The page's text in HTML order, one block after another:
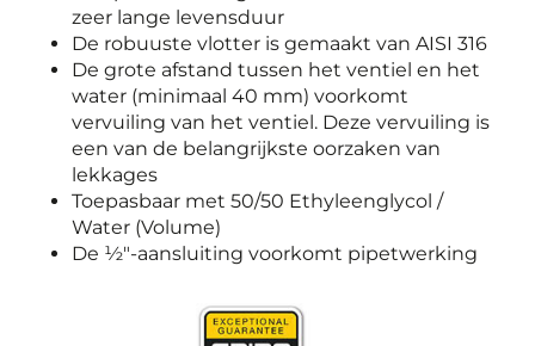
zeer lange levensduur
De robuuste vlotter is gemaakt van AISI 316
De grote afstand tussen het ventiel en het
water (minimaal 40 mm) voorkomt
vervuiling van het ventiel. Deze vervuiling is
een van de belangrijkste oorzaken van
lekkages
Toepasbaar met 50/50 Ethyleenglycol /
Water (Volume)
De ½"-aansluiting voorkomt pipetwerking